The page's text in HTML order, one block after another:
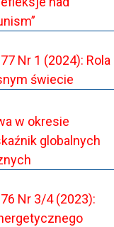
Nr 1 (2024): Rola
świecie
w okresie
globalnych
Nr 3/4 (2023):